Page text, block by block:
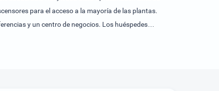
para el acceso a la mayoría de las plantas.
y un centro de negocios. Los huéspedes